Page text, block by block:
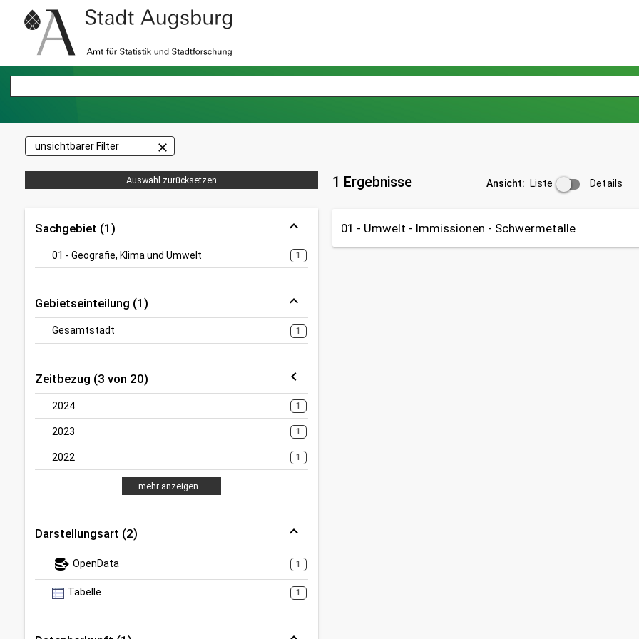
unsichtbarer Filter close
Auswahl zurücksetzen
Sachgebiet (1)
01 - Geografie, Klima und Umwelt 1
Gebietseinteilung (1)
Gesamtstadt 1
Zeitbezug (3 von 20)
2024 1
2023 1
2022 1
mehr anzeigen...
Darstellungsart (2)
OpenData 1
Tabelle 1
1 Ergebnisse Ansicht: Liste Details
01 - Umwelt - Immissionen - Schwermetalle